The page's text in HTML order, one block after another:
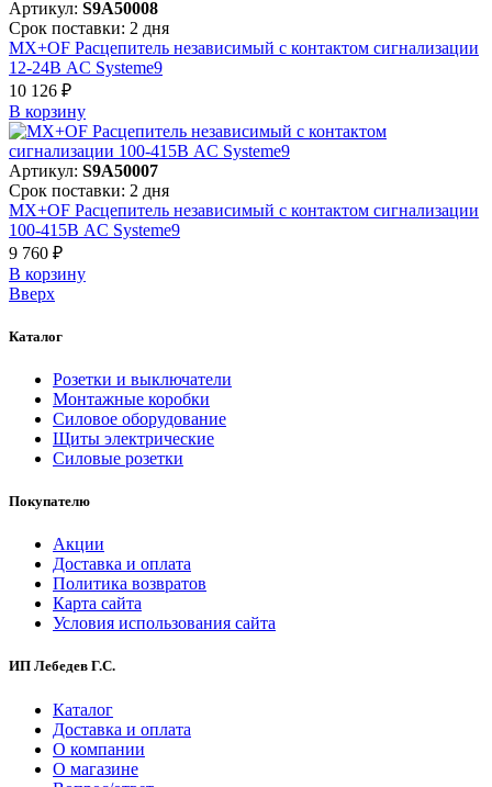
Артикул: S9A50008
Срок поставки: 2 дня
MX+OF Расцепитель независимый с контактом сигнализации
12-24В AC Systeme9
10 126 ₽
В корзинy
Артикул: S9A50007
Срок поставки: 2 дня
MX+OF Расцепитель независимый с контактом сигнализации
100-415В AC Systeme9
9 760 ₽
В корзинy
Вверх
Каталог
Розетки и выключатели
Монтажные коробки
Силовое оборудование
Щиты электрические
Силовые розетки
Покупателю
Акции
Доставка и оплата
Политика возвратов
Карта сайта
Условия использования сайта
ИП Лебедев Г.С.
Каталог
Доставка и оплата
О компании
О магазине